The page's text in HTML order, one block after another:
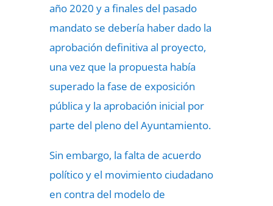
año 2020 y a finales del pasado
mandato se debería haber dado la
aprobación definitiva al proyecto,
una vez que la propuesta había
superado la fase de exposición
pública y la aprobación inicial por
parte del pleno del Ayuntamiento.
Sin embargo, la falta de acuerdo
político y el movimiento ciudadano
en contra del modelo de